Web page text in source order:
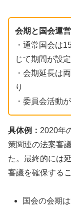
会期と国会運
・通常国会は
じて期間が設
・会期延長は
り
・委員会活動
具体例： 2020年
策関連の法案審
た。最終的には
審議を確保する
国会の会期